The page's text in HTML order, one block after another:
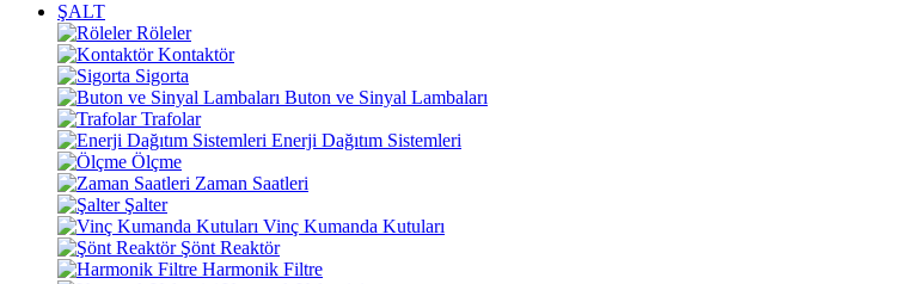
ŞALT
Röleler
Kontaktör
Sigorta
Buton ve Sinyal Lambaları
Trafolar
Enerji Dağıtım Sistemleri
Ölçme
Zaman Saatleri
Şalter
Vinç Kumanda Kutuları
Şönt Reaktör
Harmonik Filtre